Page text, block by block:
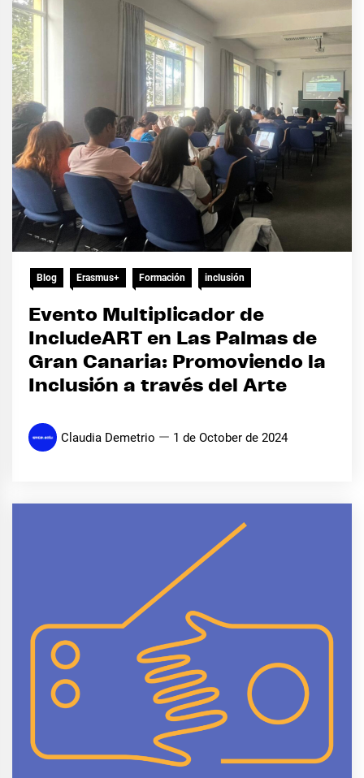
Blog Erasmus+ Formación inclusión
Evento Multiplicador de
IncludeART en Las Palmas de
Gran Canaria: Promoviendo la
Inclusión a través del Arte
Claudia Demetrio 1 de October de 2024